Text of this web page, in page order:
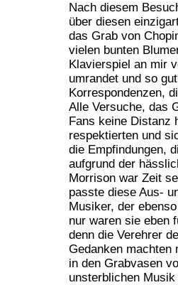
Nach diesem
über diesen
das Grab von
vielen bunten
Klavierspiel an mir
umrandet und so
Korrespondenzen,
Alle Versuche, das
Fans keine Distanz
respektierten und
die Empfindungen,
aufgrund der
Morrison war Zeit
passte diese Aus-
Musiker, der
nur waren sie eben
denn die Verehrer
Gedanken machten
in den Grabvasen
unsterblichen